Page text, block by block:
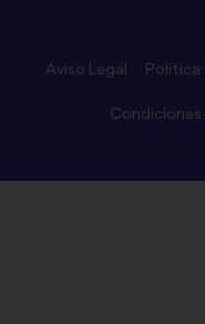
Aviso Legal Política
Condiciones